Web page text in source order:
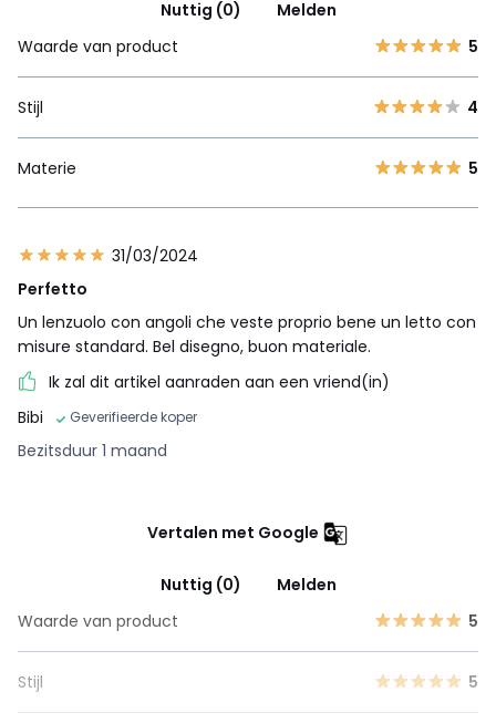
Nuttig (0)
Melden
Waarde van product
5
Stijl 4
Materie 5
31/03/2024
Perfetto
Un lenzuolo con angoli che veste proprio bene un letto con
misure standard. Bel disegno, buon materiale.
Ik zal dit artikel aanraden aan een vriend(in)
Bibi
Geverifieerde koper
Bezitsduur 1 maand
Vertalen met Google
Nuttig (0)
Melden
Waarde van product
5
Stijl 5